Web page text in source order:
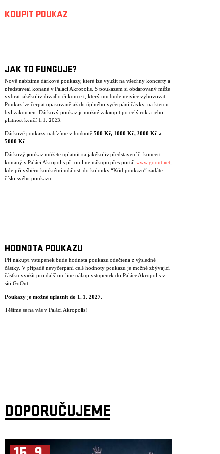
KOUPIT POUKAZ
JAK TO FUNGUJE?
Nově nabízíme dárkové poukazy, které lze využít na všechny koncerty a
představení konané v Paláci Akropolis. S poukazem si obdarovaný může
vybrat jakékoliv divadlo či koncert, který mu bude nejvíce vyhovovat.
Poukaz lze čerpat opakovaně až do úplného vyčerpání částky, na kterou
byl zakoupen. Dárkový poukaz je možné zakoupit po celý rok a jeho
platnost končí 1.1. 2023.
Dárkové poukazy nabízíme v hodnotě 500 Kč, 1000 Kč, 2000 Kč a
5000 Kč
Dárkový poukaz můžete uplatnit na jakékoliv představení či koncert
konaný v Paláci Akropolis při on-line nákupu přes portál www.goout.net
kde při výběru konkrétní události do kolonky “Kód poukazu” zadáte
číslo svého poukazu.
HODNOTA POUKAZU
Při nákupu vstupenek bude hodnota poukazu odečtena z výsledné
částky. V případě nevyčerpání celé hodnoty poukazu je možné zbývající
částku využít pro další on-line nákup vstupenek do Paláce Akropolis v
síti GoOut.
Poukazy je možné uplatnit do 1. 1. 2027.
Těšíme se na vás v Paláci Akropolis!
DOPORUČUJEME